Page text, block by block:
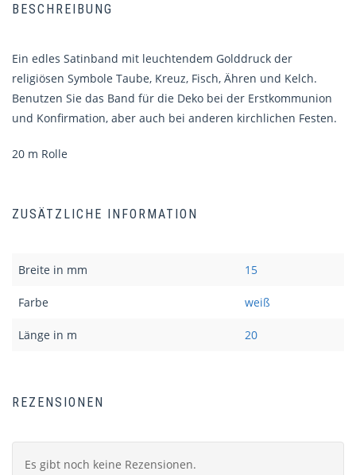
BESCHREIBUNG
Ein edles Satinband mit leuchtendem Golddruck der
religiösen Symbole Taube, Kreuz, Fisch, Ähren und Kelch.
Benutzen Sie das Band für die Deko bei der Erstkommunion
und Konfirmation, aber auch bei anderen kirchlichen Festen.
20 m Rolle
ZUSÄTZLICHE INFORMATION
Breite in mm 15
Farbe weiß
Länge in m 20
REZENSIONEN
Es gibt noch keine Rezensionen.